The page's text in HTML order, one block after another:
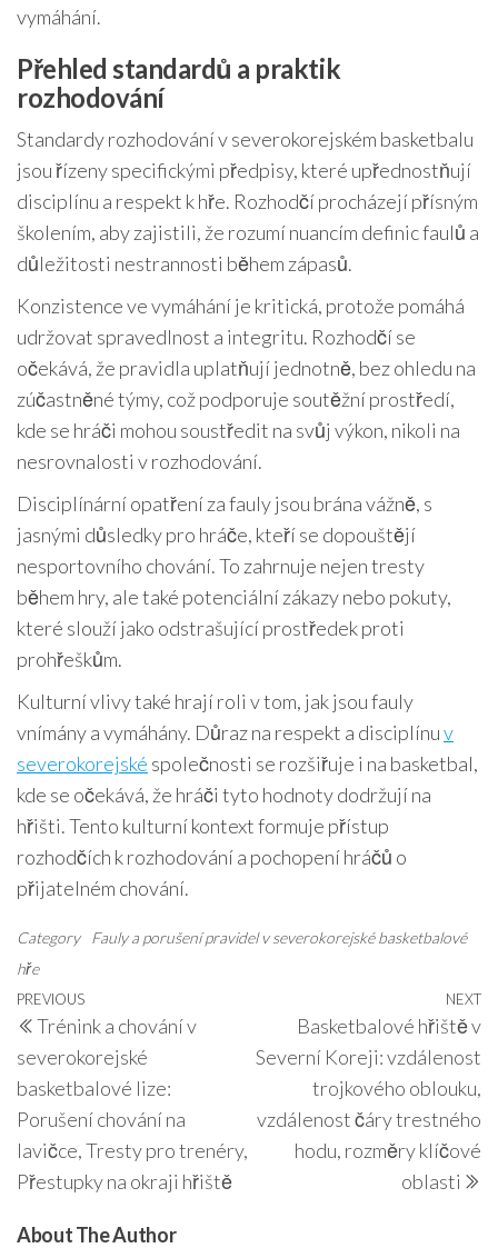
vymáhání.
Přehled standardů a praktik
rozhodování
Standardy rozhodování v severokorejském basketbalu
jsou řízeny specifickými předpisy, které upřednostňují
disciplínu a respekt k hře. Rozhodčí procházejí přísným
školením, aby zajistili, že rozumí nuancím definic faulů a
důležitosti nestrannosti během zápasů.
Konzistence ve vymáhání je kritická, protože pomáhá
udržovat spravedlnost a integritu. Rozhodčí se
očekává, že pravidla uplatňují jednotně, bez ohledu na
zúčastněné týmy, což podporuje soutěžní prostředí,
kde se hráči mohou soustředit na svůj výkon, nikoli na
nesrovnalosti v rozhodování.
Disciplínární opatření za fauly jsou brána vážně, s
jasnými důsledky pro hráče, kteří se dopouštějí
nesportovního chování. To zahrnuje nejen tresty
během hry, ale také potenciální zákazy nebo pokuty,
které slouží jako odstrašující prostředek proti
prohřeškům.
Kulturní vlivy také hrají roli v tom, jak jsou fauly
vnímány a vymáhány. Důraz na respekt a disciplínuv
severokorejské společnosti se rozšiřuje i na basketbal,
kde se očekává, že hráči tyto hodnoty dodržují na
hřišti. Tento kulturní kontext formuje přístup
rozhodčích k rozhodování a pochopení hráčů o
přijatelném chování.
Category
Fauly a porušení pravidel v severokorejské basketbalové
hře
Post
navigation
Previous
Post
PREVIOUS
Trénink a chování v
severokorejské
basketbalové lize:
Porušení chování na
lavičce, Tresty pro trenéry,
Přestupky na okraji hřiště
NEXT
Basketbalové hřiště v
Severní Koreji: vzdálenost
trojkového oblouku,
vzdálenost čáry trestného
hodu, rozměry klíčové
oblasti
About The Author